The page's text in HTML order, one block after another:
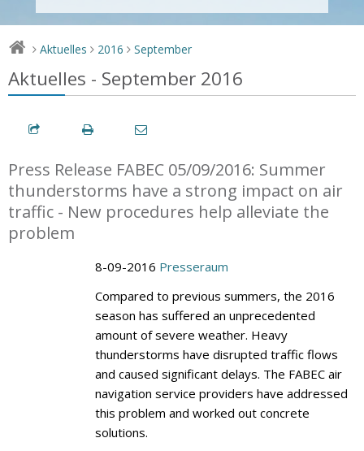
> Aktuelles > 2016 > September
Aktuelles - September 2016
Press Release FABEC 05/09/2016: Summer
thunderstorms have a strong impact on air
traffic - New procedures help alleviate the
problem
8-09-2016 Presseraum
Compared to previous summers, the 2016
season has suffered an unprecedented
amount of severe weather. Heavy
thunderstorms have disrupted traffic flows
and caused significant delays. The FABEC air
navigation service providers have addressed
this problem and worked out concrete
solutions.